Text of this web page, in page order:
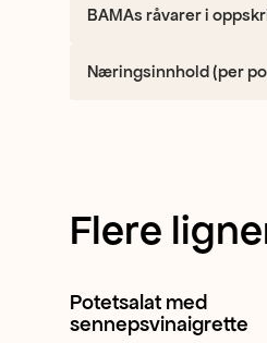
BAMAs råvarer i
Næringsinnhold (per
Flere
Potet Sitron Reddik
Potetsalat med
sennepsvinaigrette